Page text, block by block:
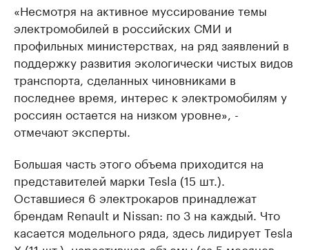
«Несмотря на активное муссирование темы
электромобилей в российских СМИ и
профильных министерствах, на ряд заявлений в
поддержку развития экологически чистых видов
транспорта, сделанных чиновниками в
последнее время, интерес к электромобилям у
россиян остается на низком уровне», -
отмечают эксперты.
Большая часть этого объема приходится на
представителей марки Tesla (15 шт.).
Оставшиеся 6 электрокаров принадлежат
брендам Renault и Nissan: по 3 на каждый. Что
касается модельного ряда, здесь лидирует Tesla